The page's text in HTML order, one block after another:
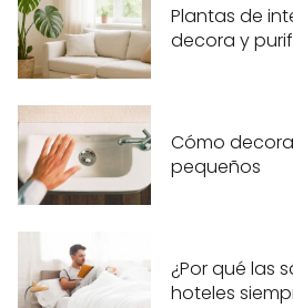
Plantas de
decora y
Cómo
pequeños
¿Por qué las
hoteles